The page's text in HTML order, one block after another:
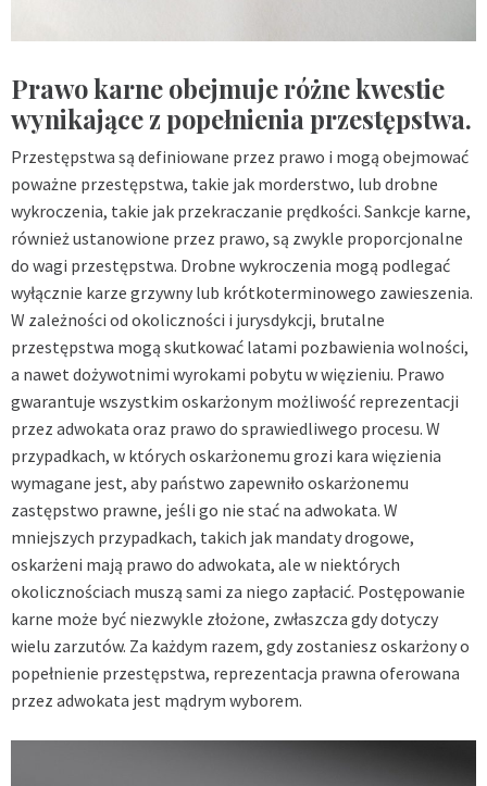
Prawo karne obejmuje różne kwestie
wynikające z popełnienia przestępstwa.
Przestępstwa są definiowane przez prawo i mogą obejmować
poważne przestępstwa, takie jak morderstwo, lub drobne
wykroczenia, takie jak przekraczanie prędkości. Sankcje karne,
również ustanowione przez prawo, są zwykle proporcjonalne
do wagi przestępstwa. Drobne wykroczenia mogą podlegać
wyłącznie karze grzywny lub krótkoterminowego zawieszenia.
W zależności od okoliczności i jurysdykcji, brutalne
przestępstwa mogą skutkować latami pozbawienia wolności,
a nawet dożywotnimi wyrokami pobytu w więzieniu. Prawo
gwarantuje wszystkim oskarżonym możliwość reprezentacji
przez adwokata oraz prawo do sprawiedliwego procesu. W
przypadkach, w których oskarżonemu grozi kara więzienia
wymagane jest, aby państwo zapewniło oskarżonemu
zastępstwo prawne, jeśli go nie stać na adwokata. W
mniejszych przypadkach, takich jak mandaty drogowe,
oskarżeni mają prawo do adwokata, ale w niektórych
okolicznościach muszą sami za niego zapłacić. Postępowanie
karne może być niezwykle złożone, zwłaszcza gdy dotyczy
wielu zarzutów. Za każdym razem, gdy zostaniesz oskarżony o
popełnienie przestępstwa, reprezentacja prawna oferowana
przez adwokata jest mądrym wyborem.